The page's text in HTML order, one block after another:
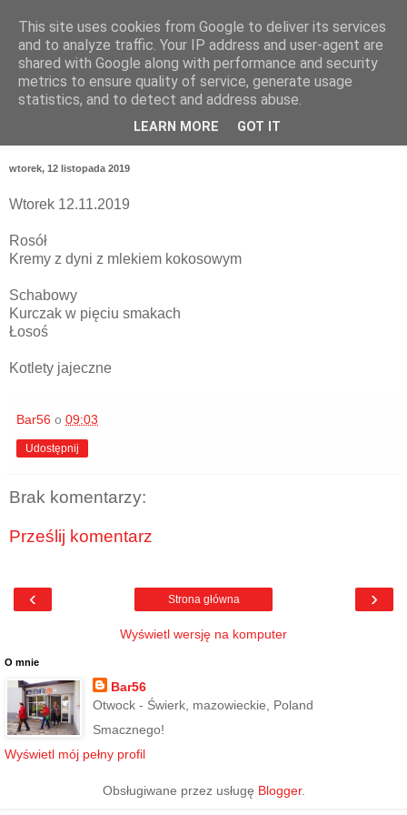
wtorek, 12 listopada 2019
Wtorek 12.11.2019
Rosół
Kremy z dyni z mlekiem kokosowym
Schabowy
Kurczak w pięciu smakach
Łosoś
Kotlety jajeczne
Bar56 o 09:03
Udostępnij
Brak komentarzy:
Prześlij komentarz
‹ ›
Strona główna
Wyświetl wersję na komputer
O mnie
Bar56
Otwock - Świerk, mazowieckie, Poland
Smacznego!
Wyświetl mój pełny profil
Obsługiwane przez usługę Blogger.
This site uses cookies from Google to deliver its services
and to analyze traffic. Your IP address and user-agent are
shared with Google along with performance and security
metrics to ensure quality of service, generate usage
statistics, and to detect and address abuse.
LEARN MORE GOT IT